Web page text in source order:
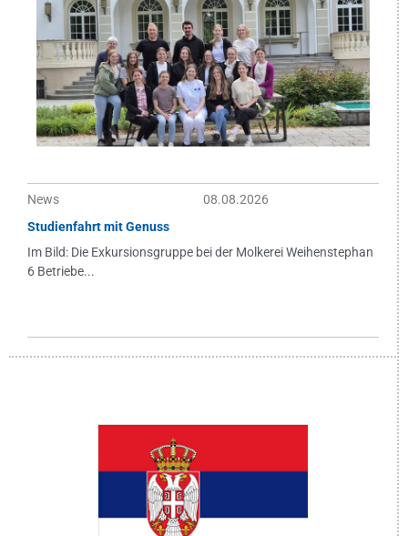
News
08.08.2026
Studienfahrt mit Genuss
Im Bild: Die Exkursionsgruppe bei der Molkerei Weihenstephan
6 Betriebe...